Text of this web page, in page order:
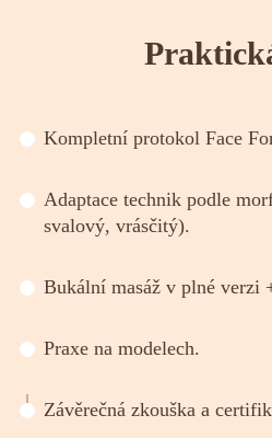
Kompletní protokol Face
Adaptace technik podle
svalový, vrásčitý).
Bukální masáž v plné verzi
Praxe na modelech.
Závěrečná zkouška a